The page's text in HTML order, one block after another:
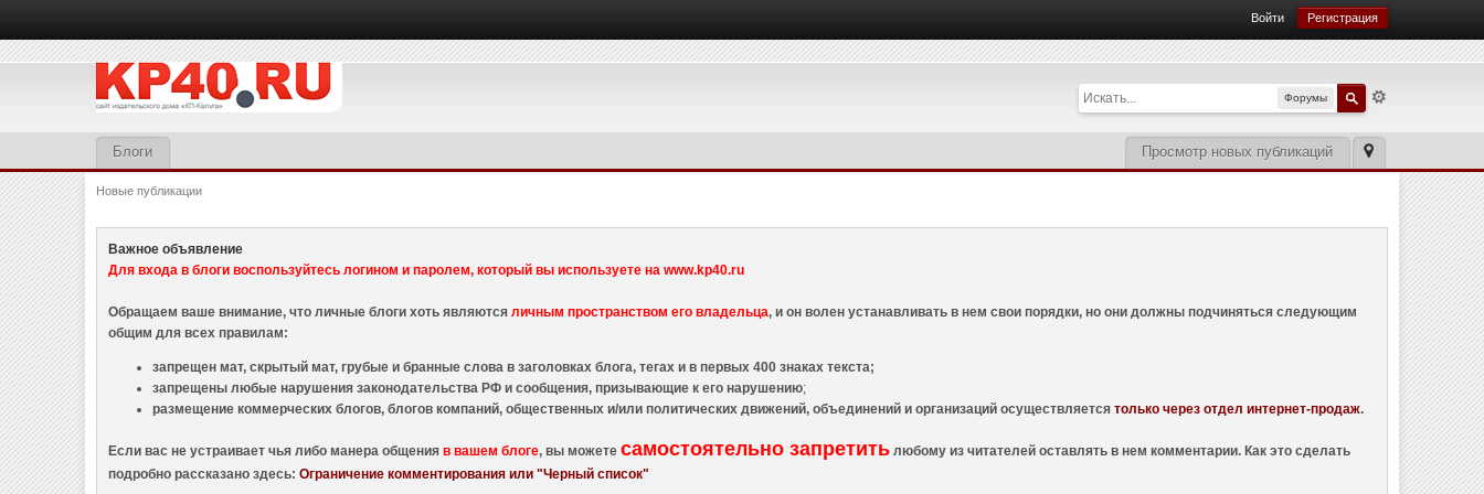
Войти Регистрация
Форумы
Просмотр новых публикаций
Блоги
Новые публикации
Важное объявление
Для входа в блоги воспользуйтесь логином и паролем, который вы используете на www.kp40.ru
Обращаем ваше внимание, что личные блоги хоть являютсяличным пространством его владельца, и он волен устанавливать в нем свои порядки, но они должны подчиняться следующим
общим для всех правилам:
запрещен мат, скрытый мат, грубые и бранные слова в заголовках блога, тегах и в первых 400 знаках текста;
запрещены любые нарушения законодательства РФ и сообщения, призывающие к его нарушению;
размещение коммерческих блогов, блогов компаний, общественных и/или политических движений, объединений и организаций осуществляетсятолько через отдел интернет-продаж.
Если вас не устраивает чья либо манера общенияв вашем блоге, вы можетесамостоятельно запретить любому из читателей оставлять в нем комментарии. Как это сделать
подробно рассказано здесь:Ограничение комментирования или "Черный список"